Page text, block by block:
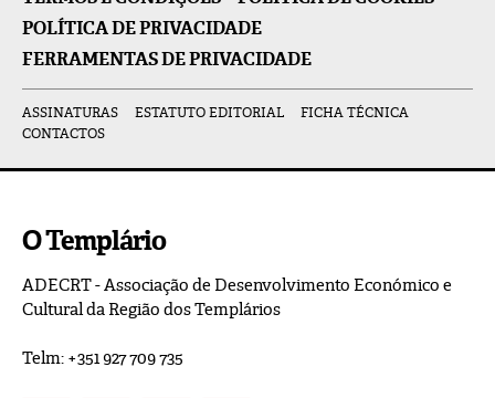
POLÍTICA DE PRIVACIDADE
FERRAMENTAS DE PRIVACIDADE
ASSINATURAS ESTATUTO EDITORIAL
FICHA TÉCNICA
CONTACTOS
O Templário
ADECRT - Associação de Desenvolvimento Económico e
Cultural da Região dos Templários
Telm: +351 927 709 735